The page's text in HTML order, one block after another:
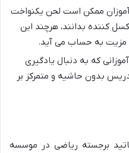
ممکن است لحن یکنواخت
کننده بدانند، هرچند این
مزیت به حساب می آید.
که به دنبال یادگیری
بدون حاشیه و متمرکز بر
برجسته ریاضی در موسسه